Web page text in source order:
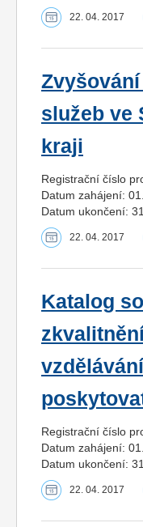
22. 04. 2017
služeb ve
kraji
Registrační číslo
Datum zahájení:
Datum ukončení:
22. 04. 2017
Katalog
Registrační číslo
Datum zahájení:
Datum ukončení:
22. 04. 2017